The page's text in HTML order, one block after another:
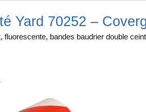
Yard 70252 –
fluorescente, bandes baudrier double